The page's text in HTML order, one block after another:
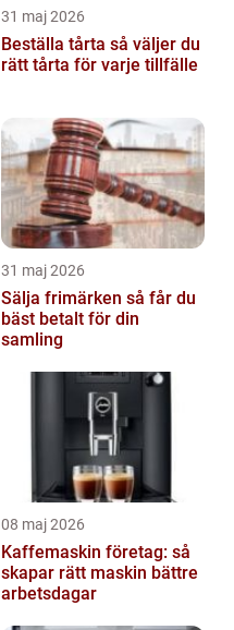
31 maj 2026
Beställa tårta så väljer du
rätt tårta för varje tillfälle
31 maj 2026
Sälja frimärken så får du
bäst betalt för din
samling
08 maj 2026
Kaffemaskin företag: så
skapar rätt maskin bättre
arbetsdagar